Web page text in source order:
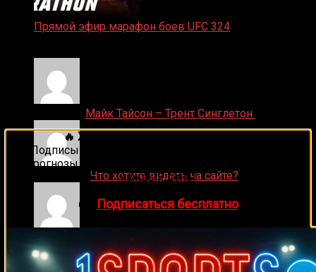
Прямой эфир марафон боев UFC 324
Майк Тайсон – Трент Синглетон
Что хотите видеть на сайте?
Денис on
🔥 Хочешь зарабатывать на спорте?
Подписывайся на наш Telegram-канал
прогнозы на единоборства и другие виды спорта
каждый день!
👉 Подписаться бесплатно